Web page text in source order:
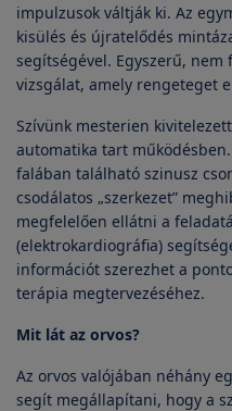
impulzusok váltják ki. Az
kisülés és újratelődés
segítségével. Egyszerű,
vizsgálat, amely rengeteget
Szívünk mesterien
automatika tart
falában található szinusz
csodálatos „szerkezet”
megfelelően ellátni a
(elektrokardiográfia)
információt szerezhet a
terápia megtervezéséhez.
Mit lát az orvos?
Az orvos valójában néhány
segít megállapítani, hogy a